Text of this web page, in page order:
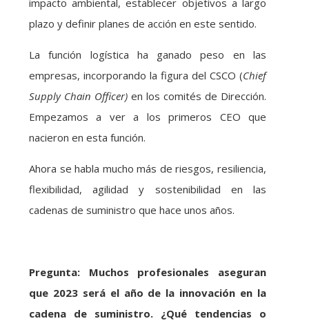
impacto ambiental, establecer objetivos a largo
plazo y definir planes de acción en este sentido.
La función logística ha ganado peso en las
empresas, incorporando la figura del CSCO (Chief
Supply Chain Officer) en los comités de Dirección.
Empezamos a ver a los primeros CEO que
nacieron en esta función.
Ahora se habla mucho más de riesgos, resiliencia,
flexibilidad, agilidad y sostenibilidad en las
cadenas de suministro que hace unos años.
Pregunta: Muchos profesionales aseguran
que 2023 será el año de la innovación en la
cadena de suministro. ¿Qué tendencias o